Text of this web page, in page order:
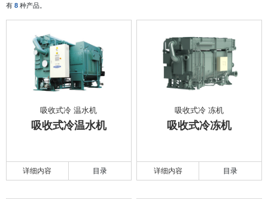
有 8 种产品。
吸收式冷 温水机
吸收式冷温水机
详细内容 目录
吸收式冷 冻机
吸收式冷冻机
详细内容 目录